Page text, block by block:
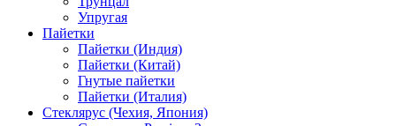
Упругая
Пайетки
Пайетки (Индия)
Пайетки (Китай)
Гнутые пайетки
Пайетки (Италия)
Стеклярус (Чехия, Япония)